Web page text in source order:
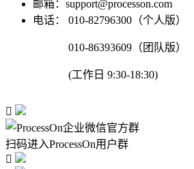
邮箱：support@processon.com
电话：
010-82796300（个人版）
010-86393609（团队版）
(工作日 9:30-18:30)

扫码进入ProcessOn用户群
